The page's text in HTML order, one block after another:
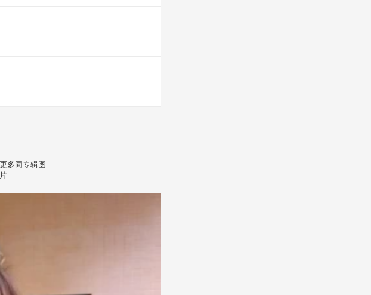
更多同专辑图
片